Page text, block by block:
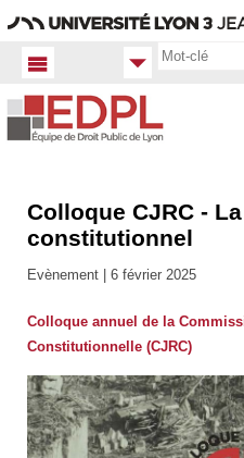
Accueil FR
Nos
manifestations
Colloque CJRC -
constitutionnel
Evènement | 6 février 2025
Colloque annuel de la
Constitutionnelle (CJRC)